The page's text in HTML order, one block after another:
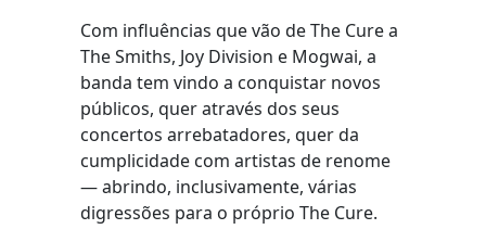
Com influências que vão de The Cure a
The Smiths, Joy Division e Mogwai, a
banda tem vindo a conquistar novos
públicos, quer através dos seus
concertos arrebatadores, quer da
cumplicidade com artistas de renome
— abrindo, inclusivamente, várias
digressões para o próprio The Cure.